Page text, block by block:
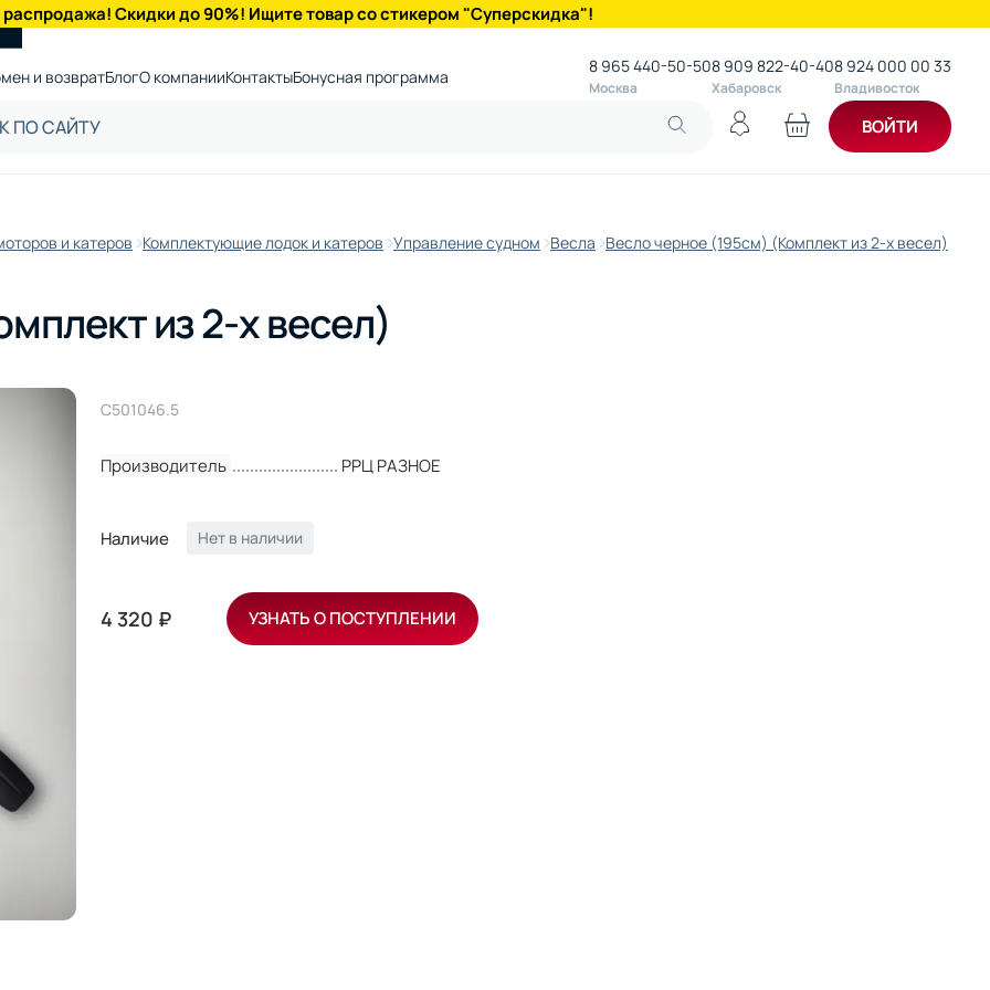
Скидки до 90%! Ищите товар со стикером "Суперскидка"!
и возвратБлогО компанииКонтактыБонусная программа 8 965 440-50-50
Москва
8 909 822-40-40
Хабаровск
8 924 000 00 33
Владивосток
ВОЙТИ
и катеров Комплектующие лодок и катеров Управление судном Весла Весло черное (195см) (Комплект из 2-х весел)
из 2-х весел)
C501046.5
Производитель РРЦ РАЗНОЕ
Наличие Нет в наличии
4 320 ₽ УЗНАТЬ О ПОСТУПЛЕНИИ